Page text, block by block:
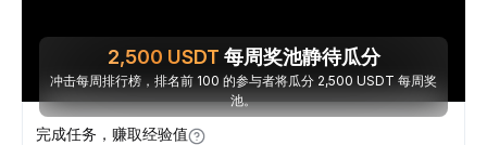
2,500 USDT 每周奖池静待瓜分
冲击每周排行榜，排名前 100 的参与者将瓜分 2,500 USDT 每周奖
池。
完成任务，赚取经验值